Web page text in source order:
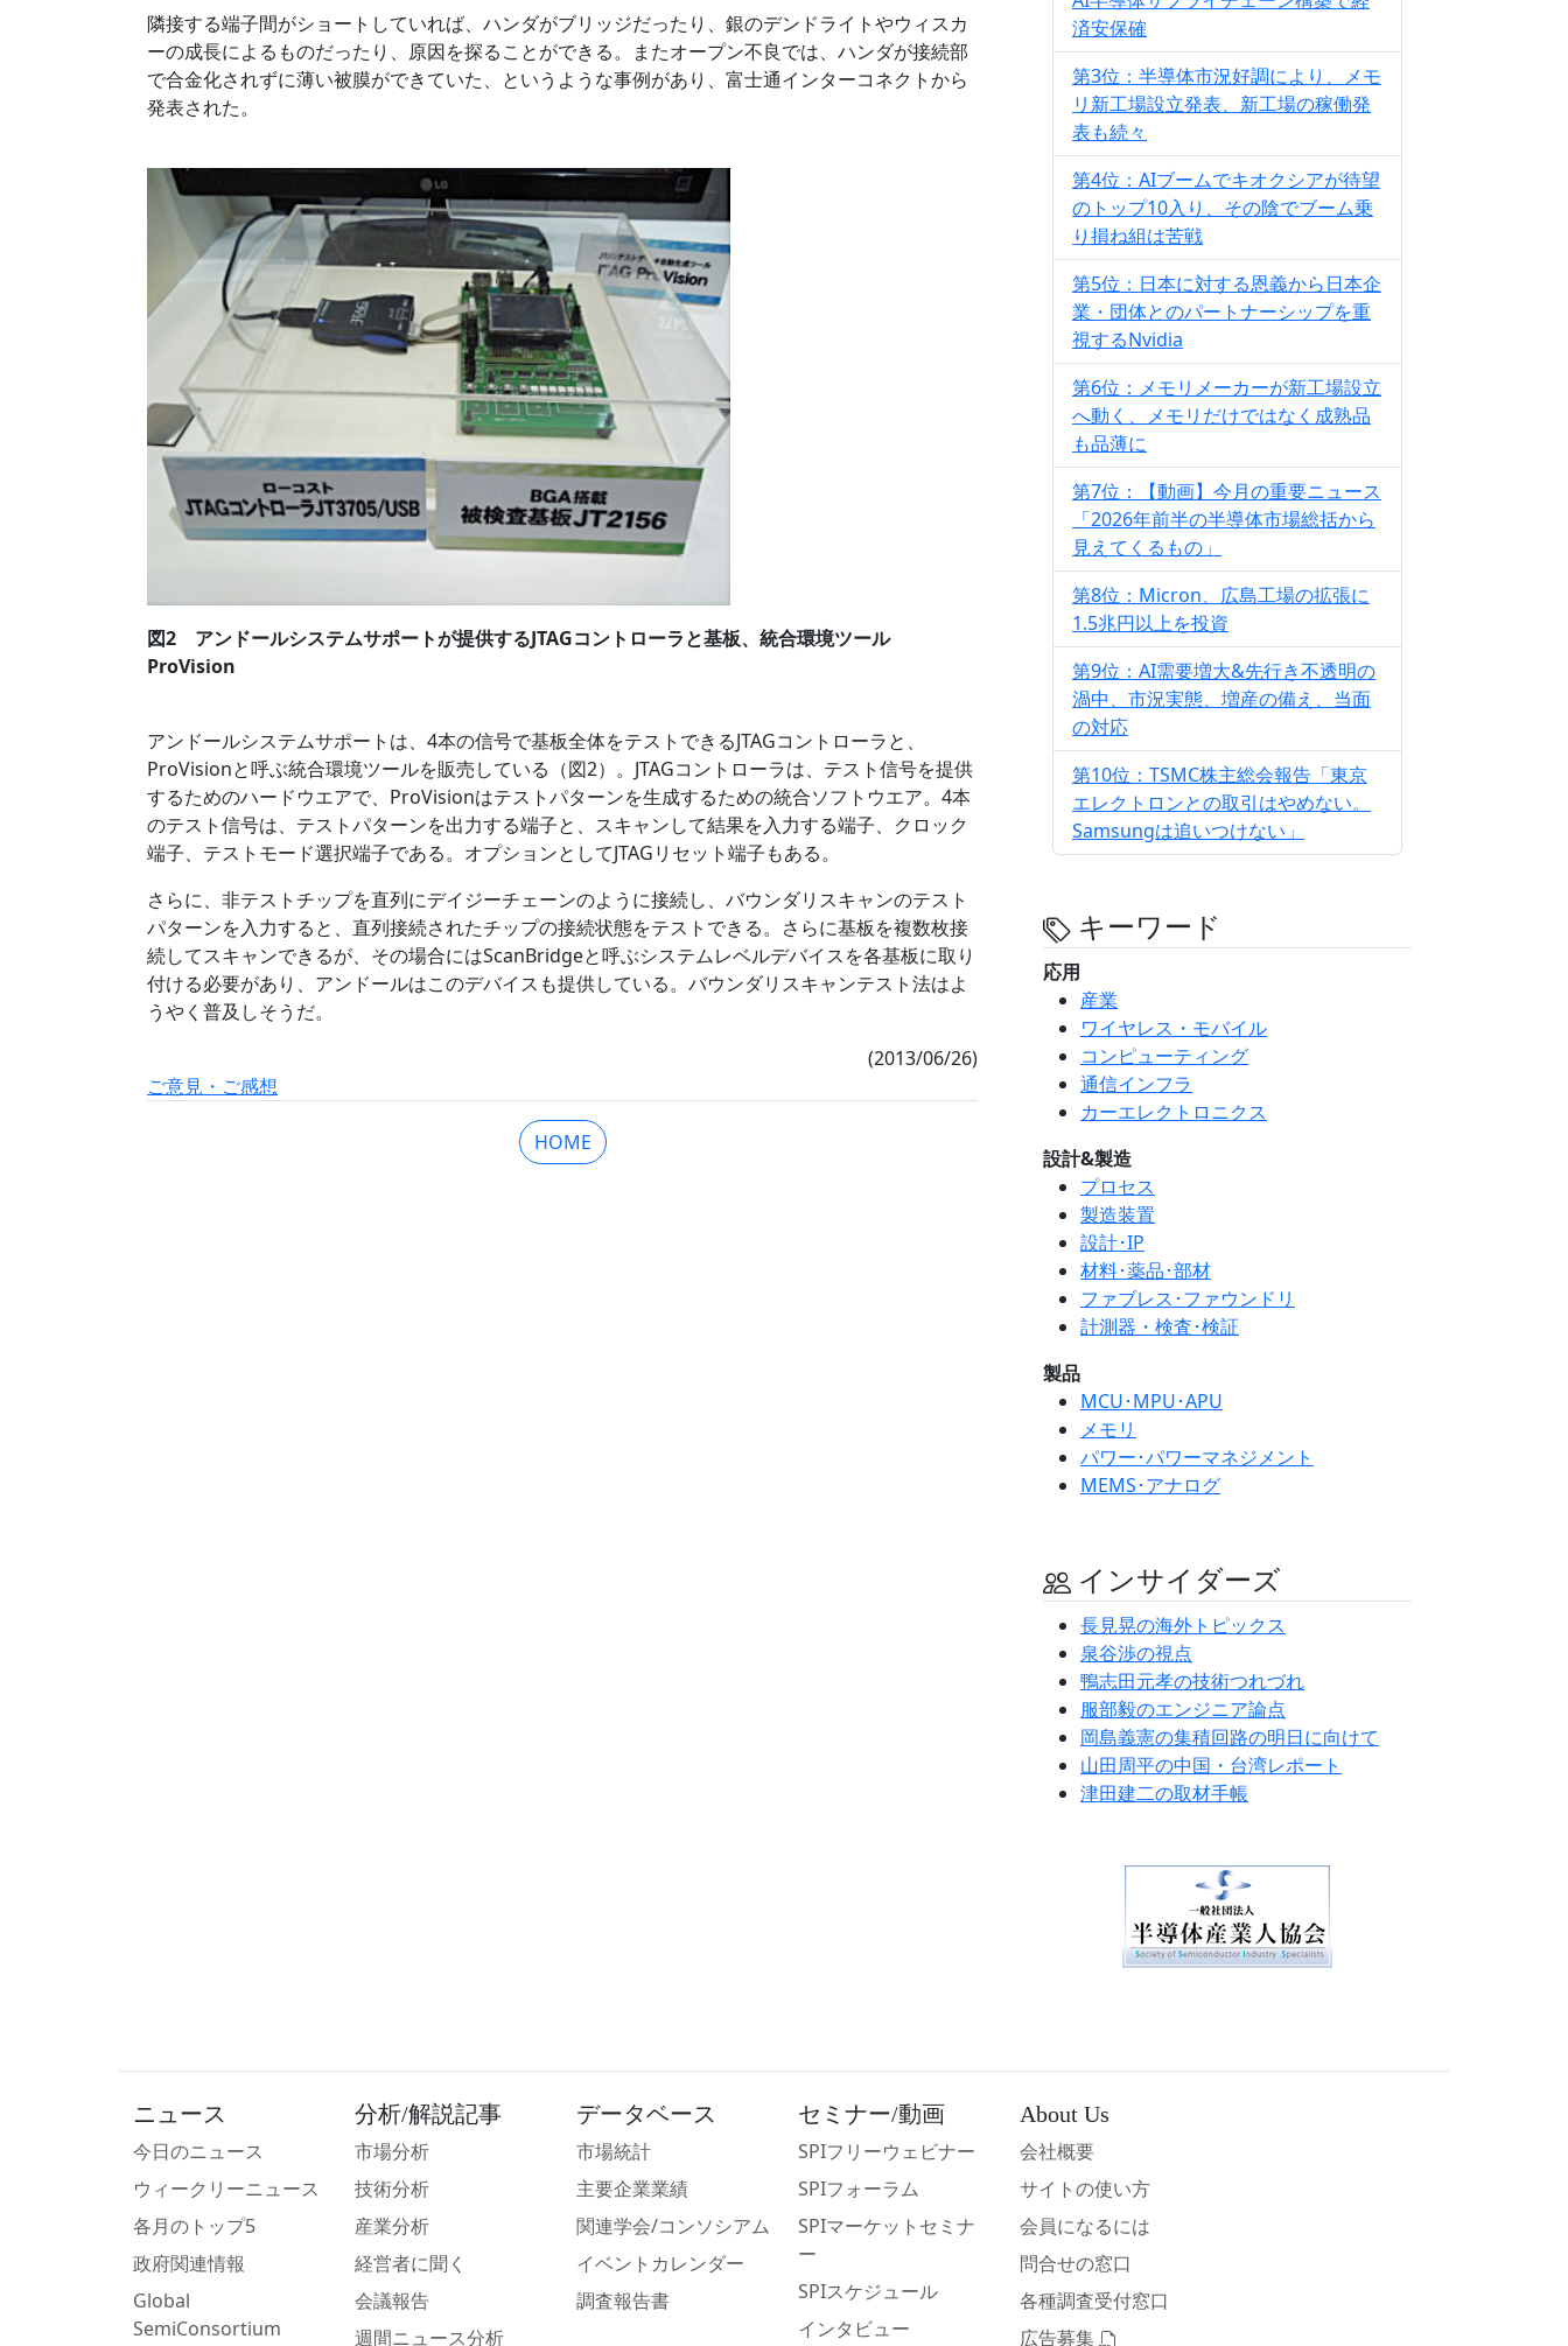
隣接する端子間がショートしていれば、ハンダがブリッジだったり、銀のデンドライトやウィスカ
ーの成長によるものだったり、原因を探ることができる。またオープン不良では、ハンダが接続部
で合金化されずに薄い被膜ができていた、というような事例があり、富士通インターコネクトから
発表された。
図2 アンドールシステムサポートが提供するJTAGコントローラと基板、統合環境ツール
ProVision
アンドールシステムサポートは、4本の信号で基板全体をテストできるJTAGコントローラと、
ProVisionと呼ぶ統合環境ツールを販売している（図2）。JTAGコントローラは、テスト信号を提供
するためのハードウエアで、ProVisionはテストパターンを生成するための統合ソフトウエア。4本
のテスト信号は、テストパターンを出力する端子と、スキャンして結果を入力する端子、クロック
端子、テストモード選択端子である。オプションとしてJTAGリセット端子もある。
さらに、非テストチップを直列にデイジーチェーンのように接続し、バウンダリスキャンのテスト
パターンを入力すると、直列接続されたチップの接続状態をテストできる。さらに基板を複数枚接
続してスキャンできるが、その場合にはScanBridgeと呼ぶシステムレベルデバイスを各基板に取り
付ける必要があり、アンドールはこのデバイスも提供している。バウンダリスキャンテスト法はよ
うやく普及しそうだ。
(2013/06/26)
ご意見・ご感想
HOME
済安保確
第3位：半導体市況好調により、メモ
リ新工場設立発表、新工場の稼働発
表も続々
第4位：AIブームでキオクシアが待望
のトップ10入り、その陰でブーム乗
り損ね組は苦戦
第5位：日本に対する恩義から日本企
業・団体とのパートナーシップを重
視するNvidia
第6位：メモリメーカーが新工場設立
へ動く、メモリだけではなく成熟品
も品薄に
第7位：【動画】今月の重要ニュース
「2026年前半の半導体市場総括から
見えてくるもの」
第8位：Micron、広島工場の拡張に
1.5兆円以上を投資
第9位：AI需要増大&先行き不透明の
渦中、市況実態、増産の備え、当面
の対応
第10位：TSMC株主総会報告「東京
エレクトロンとの取引はやめない。
Samsungは追いつけない」
キーワード
応用
産業
ワイヤレス・モバイル
コンピューティング
通信インフラ
カーエレクトロニクス
設計&製造
プロセス
製造装置
設計･IP
材料･薬品･部材
ファブレス･ファウンドリ
計測器・検査･検証
製品
MCU･MPU･APU
メモリ
パワー･パワーマネジメント
MEMS･アナログ
インサイダーズ
長見晃の海外トピックス
泉谷渉の視点
鴨志田元孝の技術つれづれ
服部毅のエンジニア論点
岡島義憲の集積回路の明日に向けて
山田周平の中国・台湾レポート
津田建二の取材手帳
ニュース
今日のニュース
ウィークリーニュース
各月のトップ5
政府関連情報
Global
SemiConsortium
分析/解説記事
市場分析
技術分析
産業分析
経営者に聞く
会議報告
週間ニュース分析
データベース
市場統計
主要企業業績
関連学会/コンソシアム
イベントカレンダー
調査報告書
セミナー/動画
SPIフリーウェビナー
SPIフォーラム
SPIマーケットセミナ
ー
SPIスケジュール
インタビュー
About Us
会社概要
サイトの使い方
会員になるには
問合せの窓口
各種調査受付窓口
広告募集